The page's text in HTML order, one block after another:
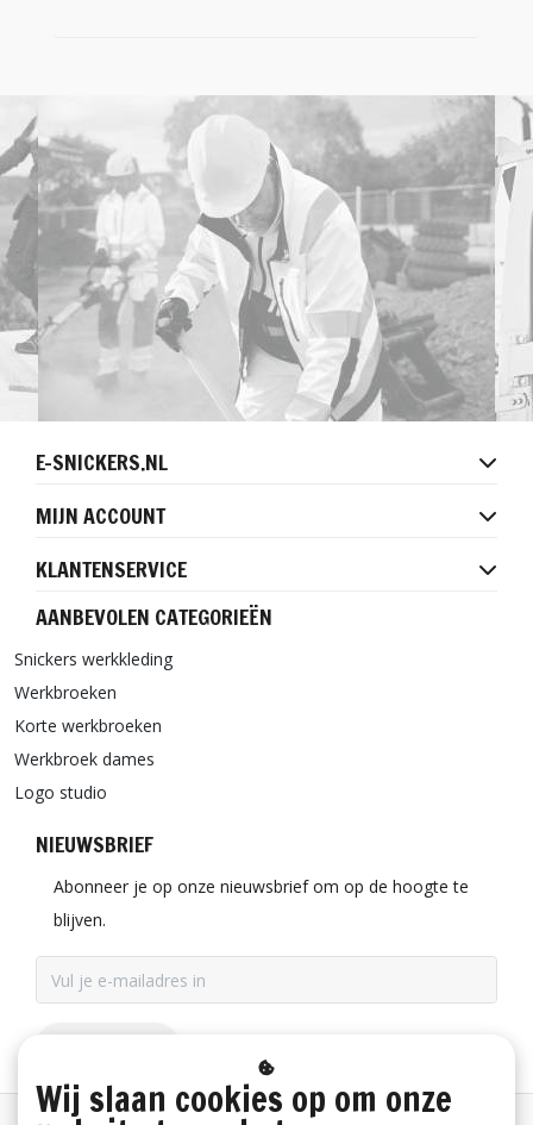
E-SNICKERS.NL
MIJN ACCOUNT
KLANTENSERVICE
AANBEVOLEN CATEGORIEËN
Snickers werkkleding
Werkbroeken
Korte werkbroeken
Werkbroek dames
Logo studio
NIEUWSBRIEF
Abonneer je op onze nieuwsbrief om op de hoogte te
blijven.
Wij slaan cookies op om onze